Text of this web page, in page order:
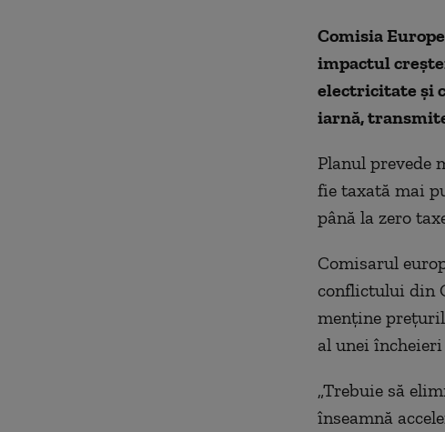
Comisia
impactul
electricitate şi
iarnă,
Planul prevede
fie taxată mai
până la zero
Comisarul
conflictului din
menţine
al unei
„Trebuie să
înseamnă